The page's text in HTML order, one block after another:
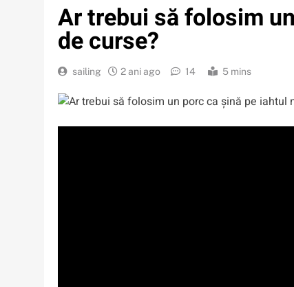
Ar trebui să folosim
de curse?
sailing 2 ani ago 14 5 mins